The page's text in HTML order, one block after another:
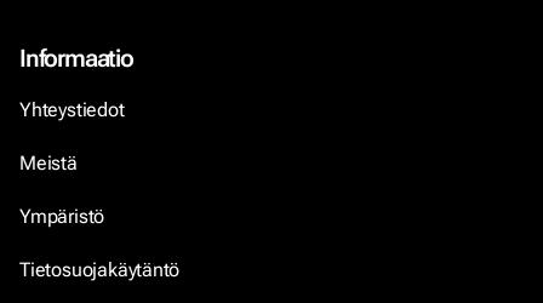
Informaatio
Yhteystiedot
Meistä
Ympäristö
Tietosuojakäytäntö